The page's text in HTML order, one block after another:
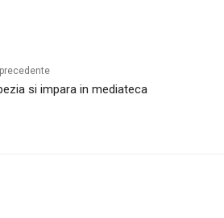
si impara in mediateca